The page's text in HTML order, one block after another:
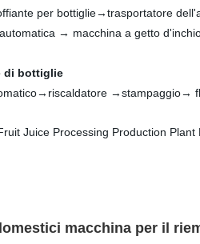
per bottiglie→trasportatore
→ macchina a getto
di bottiglie
→stampaggio→
macchina per il